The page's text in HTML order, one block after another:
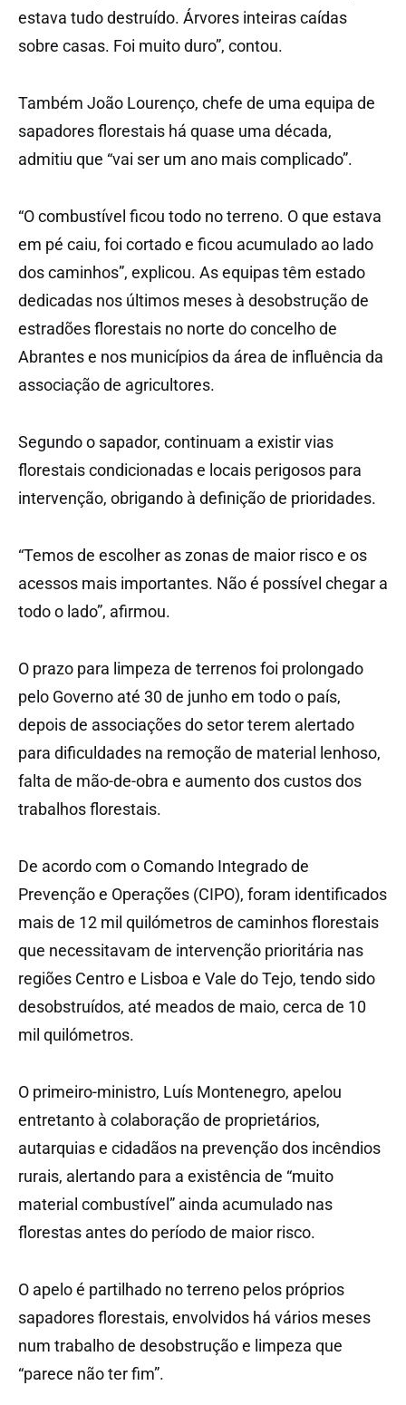
estava tudo destruído. Árvores inteiras caídas
sobre casas. Foi muito duro”, contou.
Também João Lourenço, chefe de uma equipa de
sapadores florestais há quase uma década,
admitiu que “vai ser um ano mais complicado”.
“O combustível ficou todo no terreno. O que estava
em pé caiu, foi cortado e ficou acumulado ao lado
dos caminhos”, explicou. As equipas têm estado
dedicadas nos últimos meses à desobstrução de
estradões florestais no norte do concelho de
Abrantes e nos municípios da área de influência da
associação de agricultores.
Segundo o sapador, continuam a existir vias
florestais condicionadas e locais perigosos para
intervenção, obrigando à definição de prioridades.
“Temos de escolher as zonas de maior risco e os
acessos mais importantes. Não é possível chegar a
todo o lado”, afirmou.
O prazo para limpeza de terrenos foi prolongado
pelo Governo até 30 de junho em todo o país,
depois de associações do setor terem alertado
para dificuldades na remoção de material lenhoso,
falta de mão-de-obra e aumento dos custos dos
trabalhos florestais.
De acordo com o Comando Integrado de
Prevenção e Operações (CIPO), foram identificados
mais de 12 mil quilómetros de caminhos florestais
que necessitavam de intervenção prioritária nas
regiões Centro e Lisboa e Vale do Tejo, tendo sido
desobstruídos, até meados de maio, cerca de 10
mil quilómetros.
O primeiro-ministro, Luís Montenegro, apelou
entretanto à colaboração de proprietários,
autarquias e cidadãos na prevenção dos incêndios
rurais, alertando para a existência de “muito
material combustível” ainda acumulado nas
florestas antes do período de maior risco.
O apelo é partilhado no terreno pelos próprios
sapadores florestais, envolvidos há vários meses
num trabalho de desobstrução e limpeza que
“parece não ter fim”.